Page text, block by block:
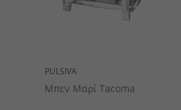
PULSIVA
Μπεν Μαρί Tacoma